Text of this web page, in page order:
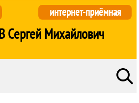
Михайлович
интернет-приёмная